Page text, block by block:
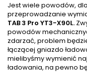
Jest wiele powodów,
przeprowadzanie
TAB 3 Pro YT3-X90L.
powodów
zdarzać, problem
łączącej gniazdo
mielibyśmy wymienić
ładowania, na pewno